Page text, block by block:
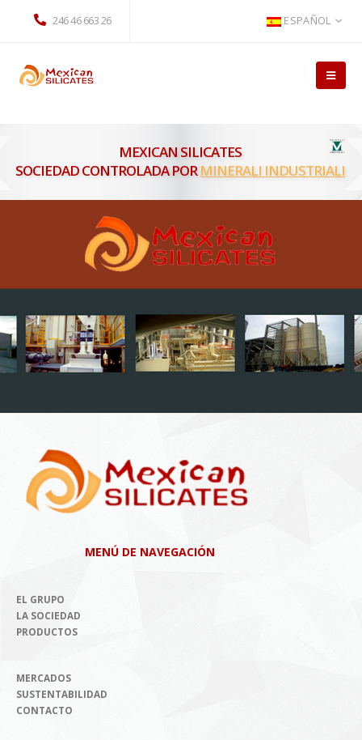
246 46 663 26 ESPAÑOL
MINERALI INDUSTRIALI
MENÚ DE NAVEGACIÓN
EL GRUPO
LA SOCIEDAD
PRODUCTOS
MERCADOS
SUSTENTABILIDAD
CONTACTO